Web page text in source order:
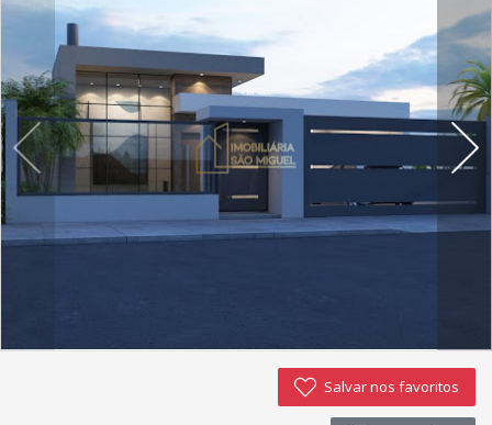
Negocie seu imóvel
Imóveis favoritos
Contato
Salvar nos favoritos